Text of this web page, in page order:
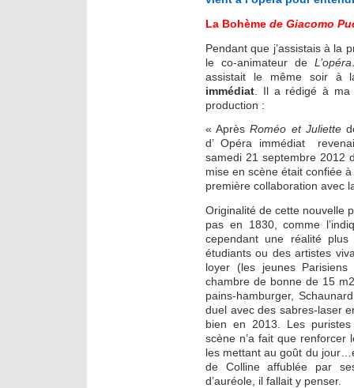
La Bohème de Giacomo
Pendant que j’assistais à la
le co-animateur de
assistait le même soir à
immédiat . Il a rédigé à
production :
« AprèsRoméo et Juliette
d’ Opéra immédiat
samedi 21 septembre 2012
mise en scène était confiée
première collaboration avec
Originalité de cette nouvelle
pas en 1830, comme
cependant une réalité
étudiants ou des artistes
loyer (les jeunes
chambre de bonne de 15
pains-hamburger,
duel avec des sabres-laser
bien en 2013. Les
scène n’a fait que
les mettant au goût du
de Colline affublée par
d’auréole, il fallait y penser.